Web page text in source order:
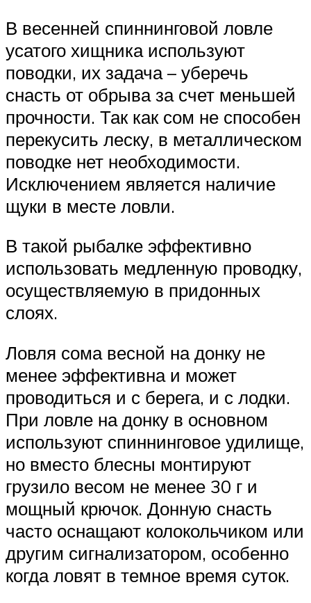
В весенней спиннинговой ловле
усатого хищника используют
поводки, их задача – уберечь
снасть от обрыва за счет меньшей
прочности. Так как сом не способен
перекусить леску, в металлическом
поводке нет необходимости.
Исключением является наличие
щуки в месте ловли.
В такой рыбалке эффективно
использовать медленную проводку,
осуществляемую в придонных
слоях.
Ловля сома весной на донку не
менее эффективна и может
проводиться и с берега, и с лодки.
При ловле на донку в основном
используют спиннинговое удилище,
но вместо блесны монтируют
грузило весом не менее 30 г и
мощный крючок. Донную снасть
часто оснащают колокольчиком или
другим сигнализатором, особенно
когда ловят в темное время суток.